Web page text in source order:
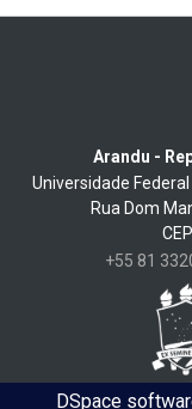
Arandu -
Universidade
Rua Dom
+55 81
DSpace